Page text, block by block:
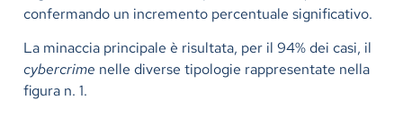
confermando un incremento percentuale significativo.
La minaccia principale è risultata, per il 94% dei casi, il
cybercrime nelle diverse tipologie rappresentate nella
figura n. 1.